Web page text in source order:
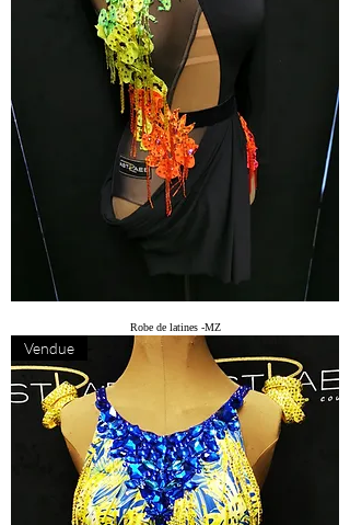
Robe de latines -MZ
Vendue